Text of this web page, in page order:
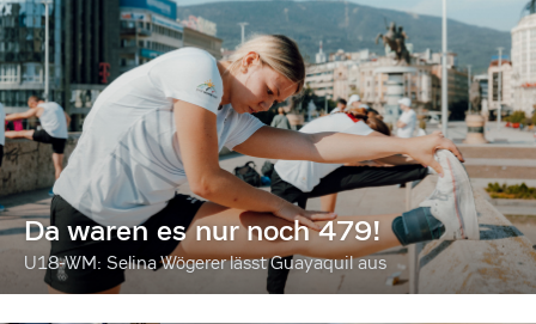
Da waren es nur noch 479!
U18-WM: Selina Wögerer lässt Guayaquil aus